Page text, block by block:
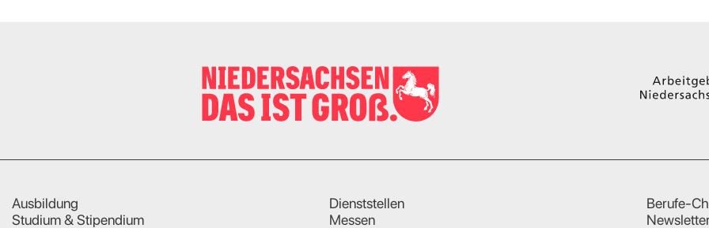
Ausbildung
Studium & Stipendium
Dienststellen
Messen
Berufe-